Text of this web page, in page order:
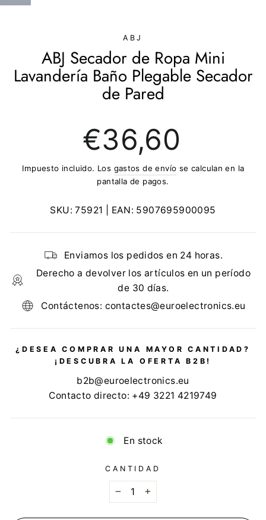
ABJ
ABJ Secador de Ropa Mini
Lavandería Baño Plegable Secador
de Pared
regular
€36,60
Impuesto incluido. Los gastos de envío se calculan en la
pantalla de pagos.
SKU:75921 | EAN: 5907695900095
Enviamos los pedidos en 24 horas.
Derecho a devolver los artículos en un período
de 30 días.
Contáctenos: contactes@euroelectronics.eu
¿DESEA COMPRAR UNA MAYOR CANTIDAD?
¡DESCUBRA LA OFERTA B2B!
b2b@euroelectronics.eu
Contacto directo: +49 3221 4219749
En stock
CANTIDAD
+